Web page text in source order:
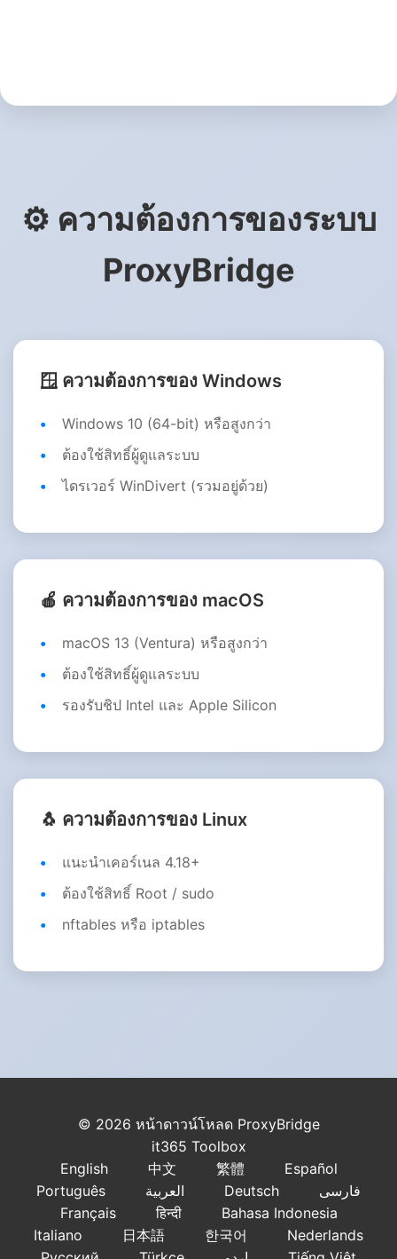
⚙️ ความต้องการของระบบ
ProxyBridge
🪟 ความต้องการของ Windows
Windows 10 (64-bit) หรือสูงกว่า
ต้องใช้สิทธิ์ผู้ดูแลระบบ
ไดรเวอร์ WinDivert (รวมอยู่ด้วย)
🍎 ความต้องการของ macOS
macOS 13 (Ventura) หรือสูงกว่า
ต้องใช้สิทธิ์ผู้ดูแลระบบ
รองรับชิป Intel และ Apple Silicon
🐧 ความต้องการของ Linux
แนะนำเคอร์เนล 4.18+
ต้องใช้สิทธิ์ Root / sudo
nftables หรือ iptables
© 2026 หน้าดาวน์โหลด ProxyBridge
it365 Toolbox
English
中文 繁體
Español
Português
العربية Deutsch
فارسی
Français
हिन्दी
Bahasa Indonesia
Italiano
日本語 한국어
Nederlands